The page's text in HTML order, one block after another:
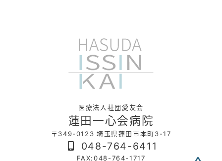
医療法人社団愛友会
蓮田一心会病院
〒349-0123 埼玉県蓮田市本町3-17
048-764-6411
FAX:048-764-1717